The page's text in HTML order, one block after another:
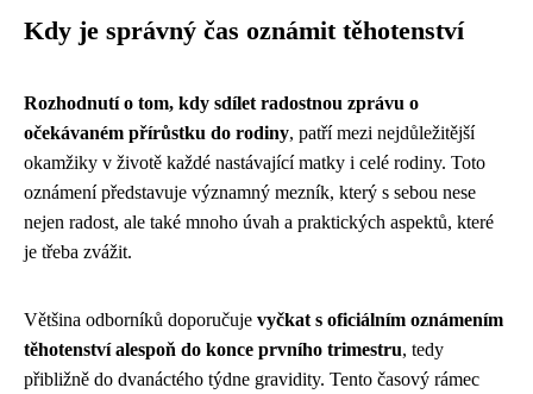
Kdy je správný čas oznámit těhotenství
Rozhodnutí o tom, kdy sdílet radostnou zprávu o
očekávaném přírůstku do rodiny, patří mezi nejdůležitější
okamžiky v životě každé nastávající matky i celé rodiny. Toto
oznámení představuje významný mezník, který s sebou nese
nejen radost, ale také mnoho úvah a praktických aspektů, které
je třeba zvážit.
Většina odborníků doporučuje vyčkat s oficiálním oznámením
těhotenství alespoň do konce prvního trimestru, tedy
přibližně do dvanáctého týdne gravidity. Tento časový rámec